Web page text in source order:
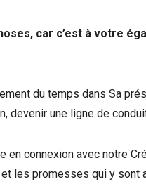
car c’est à votre
du temps dans Sa
devenir une ligne de
connexion avec notre
les promesses qui y sont